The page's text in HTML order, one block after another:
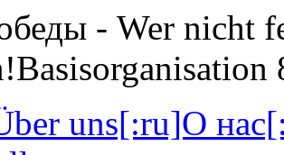
- Wer nicht
uns[:ru]О